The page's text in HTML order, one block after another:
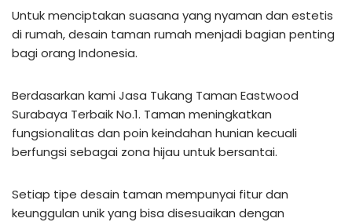
Untuk menciptakan suasana yang nyaman dan estetis
di rumah, desain taman rumah menjadi bagian penting
bagi orang Indonesia.
Berdasarkan kami Jasa Tukang Taman Eastwood
Surabaya Terbaik No.1. Taman meningkatkan
fungsionalitas dan poin keindahan hunian kecuali
berfungsi sebagai zona hijau untuk bersantai.
Setiap tipe desain taman mempunyai fitur dan
keunggulan unik yang bisa disesuaikan dengan